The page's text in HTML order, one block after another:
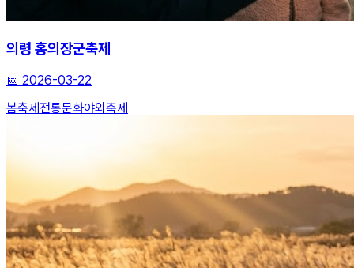
의령 홍의장군축제
📅 2026-03-22
봄축제전통문화야외축제